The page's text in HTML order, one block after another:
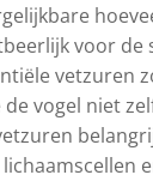
voor
vetzuren
vogel niet